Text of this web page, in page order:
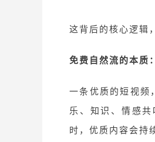
这背后的核心逻辑
免费自然流的本质
一条优质的短视频
乐、知识、情感
时，优质内容会持